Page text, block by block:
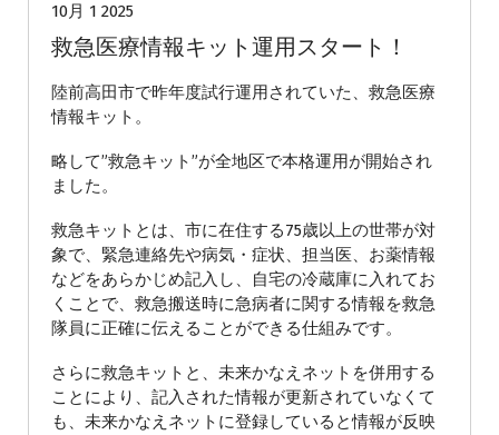
10月 1 2025
救急医療情報キット運用スタート！
陸前高田市で昨年度試行運用されていた、救急医療
情報キット。
略して”救急キット”が全地区で本格運用が開始され
ました。
救急キットとは、市に在住する75歳以上の世帯が対
象で、緊急連絡先や病気・症状、担当医、お薬情報
などをあらかじめ記入し、自宅の冷蔵庫に入れてお
くことで、救急搬送時に急病者に関する情報を救急
隊員に正確に伝えることができる仕組みです。
さらに救急キットと、未来かなえネットを併用する
ことにより、記入された情報が更新されていなくて
も、未来かなえネットに登録していると情報が反映